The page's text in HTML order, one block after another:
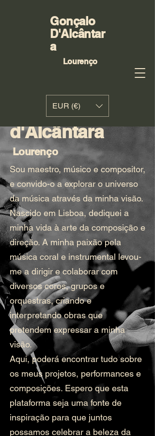
Gonçalo
D'Alcântar
a
Lourenço
EUR (€)
Gonçalo
d'Alcântara
Lourenço
Sou maestro, músico e compositor,
e convido-o a explorar o universo
da música através da minha visão.
Nascido em Lisboa, dediquei a
minha vida à arte da composição e
direção. A minha paixão pela
música coral e instrumental levou-
me a dirigir e colaborar com
diversos coros, grupos e
orquestras, criando e
interpretando obras que
pretendem expressar a minha
visão.
Aqui, poderá encontrar tudo sobre
os meus projetos, performances e
composições. Espero que esta
plataforma seja uma fonte de
inspiração para que juntos
possamos celebrar a beleza da